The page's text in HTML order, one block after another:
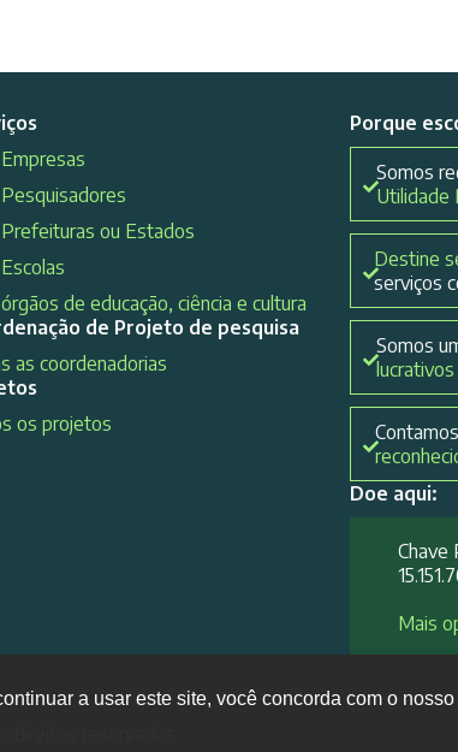
ou Estados
de educação, ciência e cultura
de Projeto de pesquisa
as coordenadorias
os projetos
Porque
Somos
Utilidade
Destine
serviços
Somos
lucrativos
Doe aqui:
Chave
Mais
direitos reservados
a usar este site, você concorda com o